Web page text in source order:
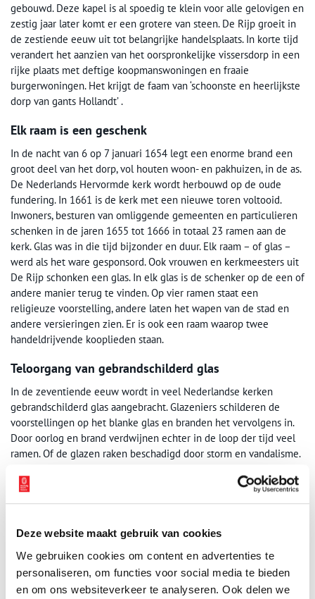
Deze website maakt gebruik van cookies
We gebruiken cookies om content en advertenties te
personaliseren, om functies voor social media te bieden
en om ons websiteverkeer te analyseren. Ook delen we
gebouwd. Deze kapel is al spoedig te klein voor alle gelovigen en
zestig jaar later komt er een grotere van steen. De Rijp groeit in
de zestiende eeuw uit tot belangrijke handelsplaats. In korte tijd
verandert het aanzien van het oorspronkelijke vissersdorp in een
rijke plaats met deftige koopmanswoningen en fraaie
burgerwoningen. Het krijgt de faam van ‘schoonste en heerlijkste
dorp van gants Hollandt’ .
Elk raam is een geschenk
In de nacht van 6 op 7 januari 1654 legt een enorme brand een
groot deel van het dorp, vol houten woon- en pakhuizen, in de as.
De Nederlands Hervormde kerk wordt herbouwd op de oude
fundering. In 1661 is de kerk met een nieuwe toren voltooid.
Inwoners, besturen van omliggende gemeenten en particulieren
schenken in de jaren 1655 tot 1666 in totaal 23 ramen aan de
kerk. Glas was in die tijd bijzonder en duur. Elk raam – of glas –
werd als het ware gesponsord. Ook vrouwen en kerkmeesters uit
De Rijp schonken een glas. In elk glas is de schenker op de een of
andere manier terug te vinden. Op vier ramen staat een
religieuze voorstelling, andere laten het wapen van de stad en
andere versieringen zien. Er is ook een raam waarop twee
handeldrijvende kooplieden staan.
Teloorgang van gebrandschilderd glas
In de zeventiende eeuw wordt in veel Nederlandse kerken
gebrandschilderd glas aangebracht. Glazeniers schilderen de
voorstellingen op het blanke glas en branden het vervolgens in.
Door oorlog en brand verdwijnen echter in de loop der tijd veel
ramen. Of de glazen raken beschadigd door storm en vandalisme.
meeste kerken verwijdert men de gehavende ramen uiteindelijk
en worden ze door blank glas vervangen.
Uniek behoud van de Rijper Glazen
Ook in de Grote Kerk van De Rijp is de nodige schade aangericht,
vooral door storm, verwering en baldadigheid. De vele
restauraties in de loop der tijd, en de rapporten die daarover